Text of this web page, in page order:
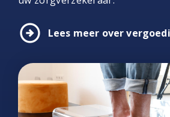
arrow_circle_right Lees meer over